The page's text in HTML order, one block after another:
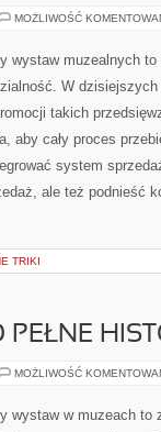
MOŻLIWOŚĆ
wystaw muzealnych
W
takich
aby cały proces
system
ale też podnieść
TRIKI
MOŻLIWOŚĆ
wystaw w muzeach to